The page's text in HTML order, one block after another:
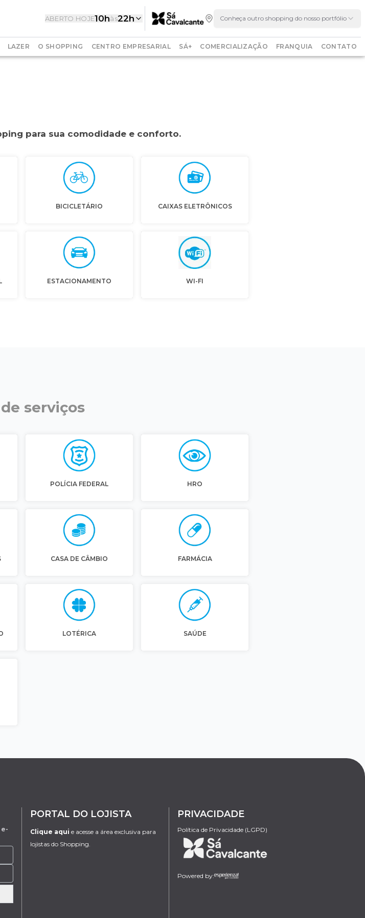
ABERTO HOJE10hàs22h Conheça outro shopping do nosso portfólio
LAZER O SHOPPING CENTRO EMPRESARIAL SÁ+ COMERCIALIZAÇÃO FRANQUIA CONTATO
para sua comodidade e conforto.
BICICLETÁRIO CAIXAS ELETRÔNICOS
ESTACIONAMENTO WI-FI
serviços
POLÍCIA FEDERAL HRO
CASA DE CÂMBIO FARMÁCIA
LOTÉRICA SAÚDE
PORTAL DO LOJISTA
Clique aqui e acesse a área exclusiva para
lojistas do Shopping.
PRIVACIDADE
Política de Privacidade (LGPD)
Powered by: